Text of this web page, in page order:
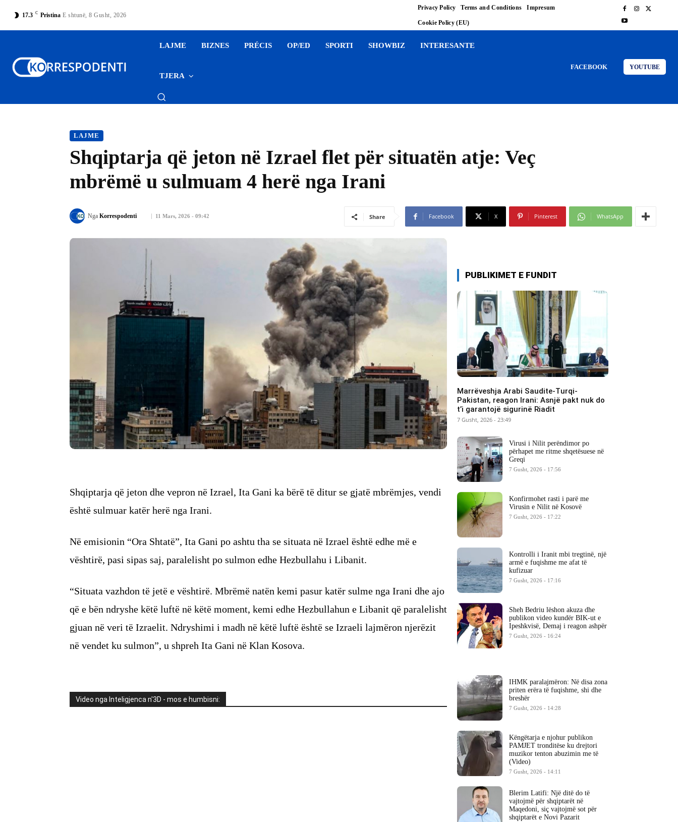
17.3 C Pristina E shtunë, 8 Gusht, 2026
Privacy Policy Terms and Conditions Impresum
Cookie Policy (EU)
LAJME BIZNES PRÉCIS OP/ED SPORTI SHOWBIZ INTERESANTE
TJERA
FACEBOOK YOUTUBE
LAJME
Shqiptarja që jeton në Izrael flet për situatën atje: Veç
mbrëmë u sulmuam 4 herë nga Irani
11 Mars, 2026 - 09:42
Nga Korrespodenti Share Facebook X Pinterest WhatsApp
Shqiptarja që jeton dhe vepron në Izrael, Ita Gani ka bërë të ditur se gjatë mbrëmjes, vendi
është sulmuar katër herë nga Irani.
Në emisionin “Ora Shtatë”, Ita Gani po ashtu tha se situata në Izrael është edhe më e
vështirë, pasi sipas saj, paralelisht po sulmon edhe Hezbullahu i Libanit.
“Situata vazhdon të jetë e vështirë. Mbrëmë natën kemi pasur katër sulme nga Irani dhe ajo
që e bën ndryshe këtë luftë në këtë moment, kemi edhe Hezbullahun e Libanit që paralelisht
gjuan në veri të Izraelit. Ndryshimi i madh në këtë luftë është se Izraeli lajmëron njerëzit
në vendet ku sulmon”, u shpreh Ita Gani në Klan Kosova.
Video nga Inteligjenca n'3D - mos e humbisni:
PUBLIKIMET E FUNDIT
Marrëveshja Arabi Saudite-Turqi-
Pakistan, reagon Irani: Asnjë pakt nuk do
t’i garantojë sigurinë Riadit
7 Gusht, 2026 - 23:49
Virusi i Nilit perëndimor po
përhapet me ritme shqetësuese në
Greqi
7 Gusht, 2026 - 17:56
Konfirmohet rasti i parë me
Virusin e Nilit në Kosovë
7 Gusht, 2026 - 17:22
Kontrolli i Iranit mbi tregtinë, një
armë e fuqishme me afat të
kufizuar
7 Gusht, 2026 - 17:16
Sheh Bedriu lëshon akuza dhe
publikon video kundër BIK-ut e
Ipeshkvisë, Demaj i reagon ashpër
7 Gusht, 2026 - 16:24
IHMK paralajmëron: Në disa zona
priten erëra të fuqishme, shi dhe
breshër
7 Gusht, 2026 - 14:28
Këngëtarja e njohur publikon
PAMJET tronditëse ku drejtori
muzikor tenton abuzimin me të
(Video)
7 Gusht, 2026 - 14:11
Blerim Latifi: Një ditë do të
vajtojmë për shqiptarët në
Maqedoni, siç vajtojmë sot për
shqiptarët e Novi Pazarit